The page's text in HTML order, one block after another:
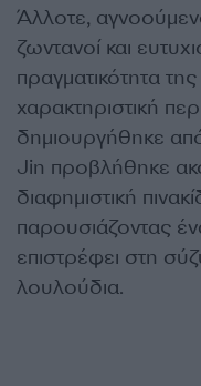
Άλλοτε,
ζωντανοί και
πραγματικότητα
χαρακτηριστική
δημιουργήθηκε
Jin προβλήθηκε
διαφημιστική
παρουσιάζοντας
επιστρέφει στη
λουλούδια.